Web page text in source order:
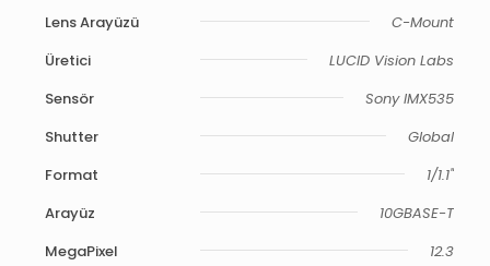
Lens Arayüzü
C-Mount
Üretici
LUCID Vision Labs
Sensör
Sony IMX535
Shutter
Global
Format
1/1.1"
Arayüz
10GBASE-T
MegaPixel
12.3